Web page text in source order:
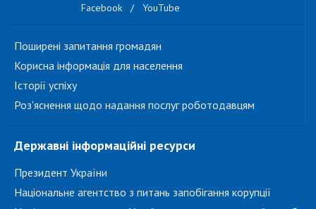
Facebook / YouTube
Поширені запитання громадян
Корисна інформація для населення
Історії успіху
Роз'яснення щодо надання послуг роботодавцям
Державні інформаційні ресурси
Президент України
Національне агентство з питань запобігання корупції